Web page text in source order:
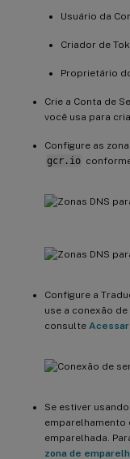
Usuário da
Criador de
Proprietário
Crie a Conta de
você usa para
Configure as
gcr.io
Configure a
use a conexão
consulte Acessar
Se estiver
emparelhamento
emparelhada.
zona de